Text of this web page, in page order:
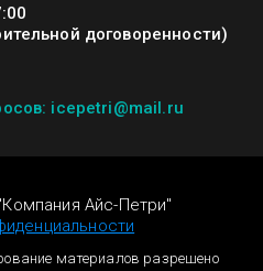
договоренности)
icepetri@mail.ru
Айс-Петри"
материалов разрешено